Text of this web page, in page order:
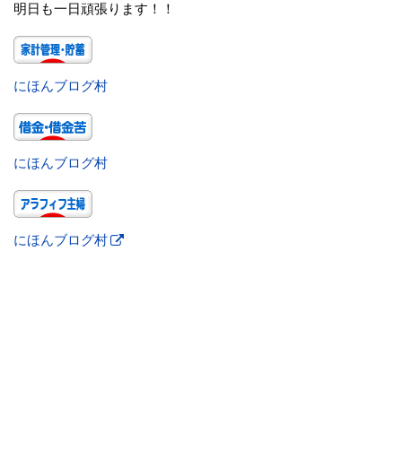
明日も一日頑張ります！！
にほんブログ村
にほんブログ村
にほんブログ村